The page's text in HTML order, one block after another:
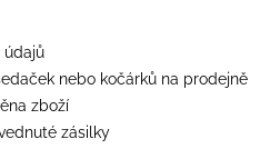
údajů
nebo kočárků na prodejně
zboží
zásilky